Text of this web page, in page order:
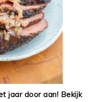
jaar door aan! Bekijk